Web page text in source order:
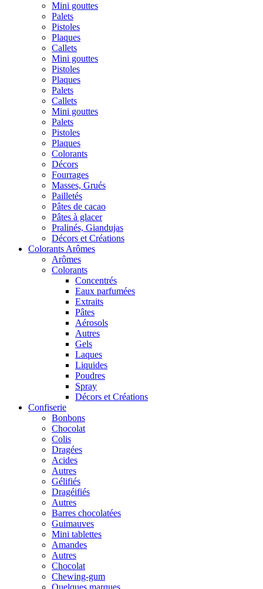
Mini gouttes
Palets
Pistoles
Plaques
Callets
Mini gouttes
Pistoles
Plaques
Palets
Callets
Mini gouttes
Palets
Pistoles
Plaques
Colorants
Décors
Fourrages
Masses, Grués
Pailletés
Pâtes de cacao
Pâtes à glacer
Pralinés, Giandujas
Décors et Créations
Colorants Arômes
Arômes
Colorants
Concentrés
Eaux parfumées
Extraits
Pâtes
Aérosols
Autres
Gels
Laques
Liquides
Poudres
Spray
Décors et Créations
Confiserie
Bonbons
Chocolat
Colis
Dragées
Acides
Autres
Gélifiés
Dragéifiés
Autres
Barres chocolatées
Guimauves
Mini tablettes
Amandes
Autres
Chocolat
Chewing-gum
Quelques marques